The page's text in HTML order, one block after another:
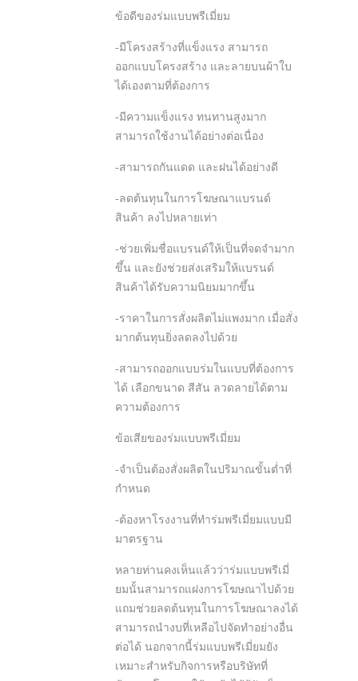
ข้อดีของร่มแบบพรีเมี่ยม
-มีโครงสร้างที่แข็งแรง สามารถ
ออกแบบโครงสร้าง และลายบนผ้าใบ
ได้เองตามที่ต้องการ
-มีความแข็งแรง ทนทานสูงมาก
สามารถใช้งานได้อย่างต่อเนื่อง
-สามารถกันแดด และฝนได้อย่างดี
-ลดต้นทุนในการโฆษณาแบรนด์
สินค้า ลงไปหลายเท่า
-ช่วยเพิ่มชื่อแบรนด์ให้เป็นที่จดจำมาก
ขึ้น และยังช่วยส่งเสริมให้แบรนด์
สินค้าได้รับความนิยมมากขึ้น
-ราคาในการสั่งผลิตไม่แพงมาก เมื่อสั่ง
มากต้นทุนยิ่งลดลงไปด้วย
-สามารถออกแบบร่มในแบบที่ต้องการ
ได้ เลือกขนาด สีสัน ลวดลายได้ตาม
ความต้องการ
ข้อเสียของร่มแบบพรีเมี่ยม
-จำเป็นต้องสั่งผลิตในปริมาณขั้นต่ำที่
กำหนด
-ต้องหาโรงงานที่ทำร่มพรีเมี่ยมแบบมี
มาตรฐาน
หลายท่านคงเห็นแล้วว่าร่มแบบพรีเมี่
ยมนั้นสามารถแฝงการโฆษณาไปด้วย
แถมช่วยลดต้นทุนในการโฆษณาลงได้
สามารถนำงบที่เหลือไปจัดทำอย่างอื่น
ต่อได้ นอกจากนี้ร่มแบบพรีเมี่ยมยัง
เหมาะสำหรับกิจการหรือบริษัทที่